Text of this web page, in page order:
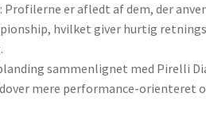
er afledt af dem, der
hvilket giver hurtig
sammenlignet med Pirelli
mere performance-orienteret